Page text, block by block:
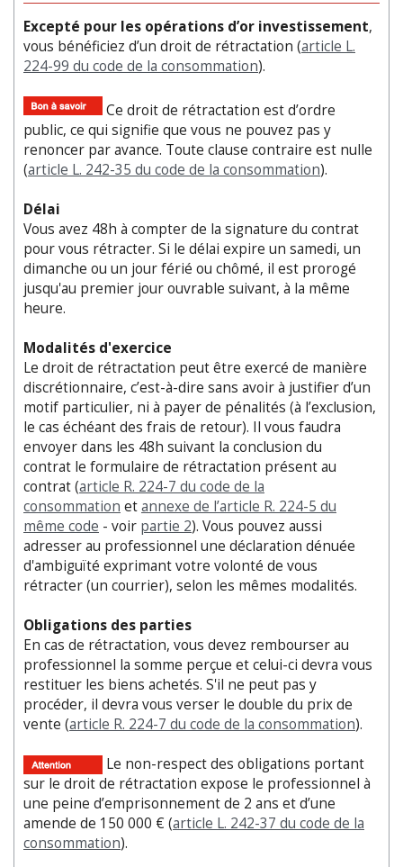
Excepté pour les opérations d’or investissement,
vous bénéficiez d’un droit de rétractation (article L.
224-99 du code de la consommation).
Ce droit de rétractation est d’ordre
public, ce qui signifie que vous ne pouvez pas y
renoncer par avance. Toute clause contraire est nulle
(article L. 242-35 du code de la consommation).
Délai
Vous avez 48h à compter de la signature du contrat
pour vous rétracter. Si le délai expire un samedi, un
dimanche ou un jour férié ou chômé, il est prorogé
jusqu'au premier jour ouvrable suivant, à la même
heure.
Modalités d'exercice
Le droit de rétractation peut être exercé de manière
discrétionnaire, c’est-à-dire sans avoir à justifier d’un
motif particulier, ni à payer de pénalités (à l’exclusion,
le cas échéant des frais de retour). Il vous faudra
envoyer dans les 48h suivant la conclusion du
contrat le formulaire de rétractation présent au
contrat (article R. 224-7 du code de la
consommation etannexe de l’article R. 224-5 du
même code - voir partie 2). Vous pouvez aussi
adresser au professionnel une déclaration dénuée
d'ambiguïté exprimant votre volonté de vous
rétracter (un courrier), selon les mêmes modalités.
Obligations des parties
En cas de rétractation, vous devez rembourser au
professionnel la somme perçue et celui-ci devra vous
restituer les biens achetés. S'il ne peut pas y
procéder, il devra vous verser le double du prix de
vente (article R. 224-7 du code de la consommation).
Le non-respect des obligations portant
sur le droit de rétractation expose le professionnel à
une peine d’emprisonnement de 2 ans et d’une
amende de 150 000 € (article L. 242-37 du code de la
consommation).